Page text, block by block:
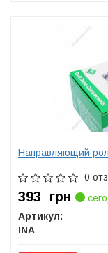
Направляющий
0
393 грн
Артикул:
INA